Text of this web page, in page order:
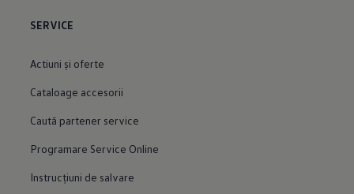
SERVICE
Actiuni şi oferte
Cataloage accesorii
Caută partener service
Programare Service Online
Instrucțiuni de salvare